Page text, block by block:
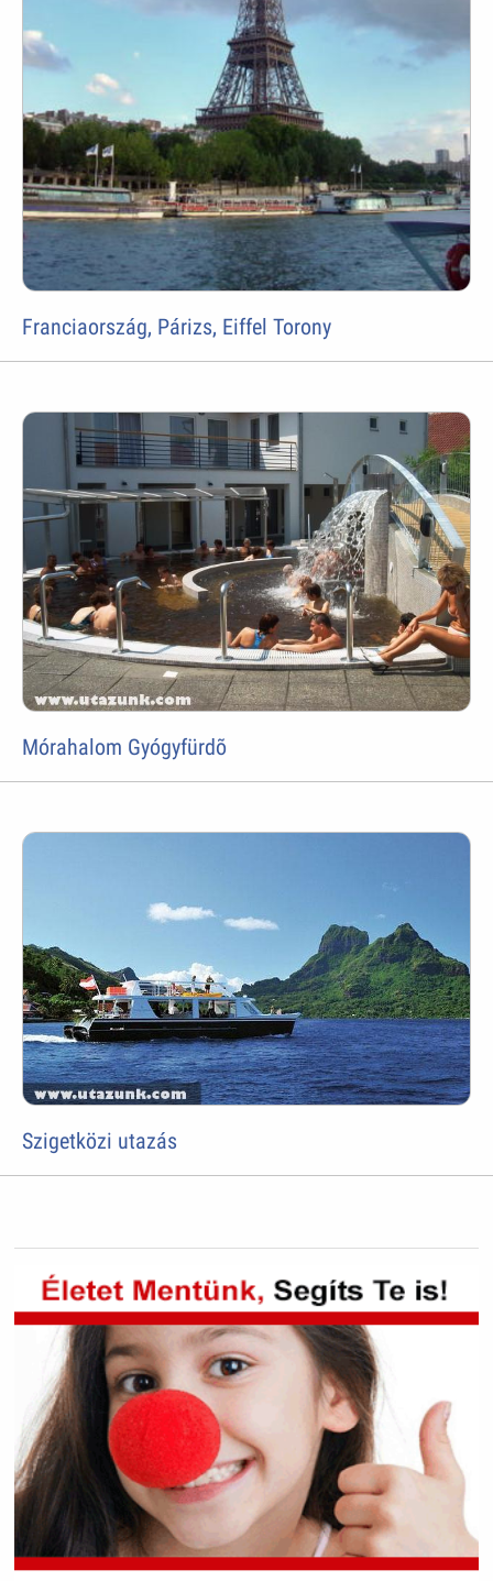
Franciaország, Párizs, Eiffel Torony
Mórahalom Gyógyfürdõ
Szigetközi utazás